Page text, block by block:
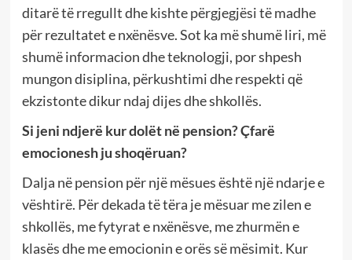
ditarë të rregullt dhe kishte përgjegjësi të madhe
për rezultatet e nxënësve. Sot ka më shumë liri, më
shumë informacion dhe teknologji, por shpesh
mungon disiplina, përkushtimi dhe respekti që
ekzistonte dikur ndaj dijes dhe shkollës.
Si jeni ndjerë kur dolët në pension? Çfarë
emocionesh ju shoqëruan?
Dalja në pension për një mësues është një ndarje e
vështirë. Për dekada të tëra je mësuar me zilen e
shkollës, me fytyrat e nxënësve, me zhurmën e
klasës dhe me emocionin e orës së mësimit. Kur